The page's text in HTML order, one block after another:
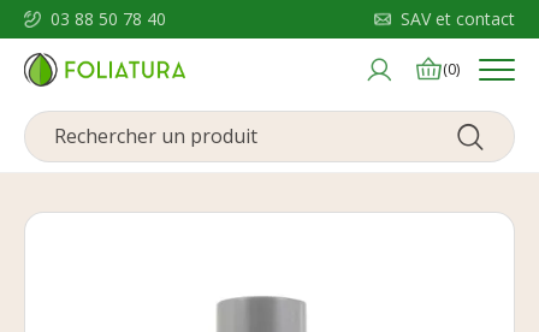
03 88 50 78 40 SAV et contact
(0) Menu